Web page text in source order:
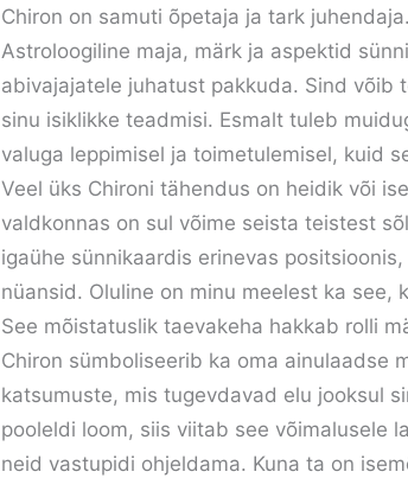
Chiron on samuti õpetaja ja tark juhendaja.
Astroloogiline maja, märk ja aspektid
abivajajatele juhatust pakkuda. Sind võib
sinu isiklikke teadmisi. Esmalt tuleb
valuga leppimisel ja toimetulemisel, kuid
Veel üks Chironi tähendus on heidik või
valdkonnas on sul võime seista teistest
igaühe sünnikaardis erinevas
nüansid. Oluline on minu meelest ka see,
See mõistatuslik taevakeha hakkab rolli
Chiron sümboliseerib ka oma ainulaadse
katsumuste, mis tugevdavad elu jooksul
pooleldi loom, siis viitab see võimalusele
neid vastupidi ohjeldama. Kuna ta on